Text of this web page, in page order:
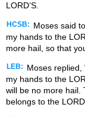
LORD’S.
HCSB:
Moses said
my hands to the
more hail, so that
LEB:
Moses replied,
my hands to the
will be no more hail.
belongs to the LORD.